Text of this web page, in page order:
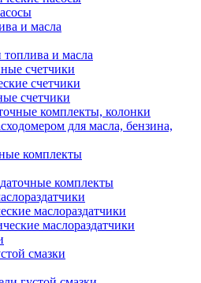
и масла
и масла
счетчики
счетчики
счетчики
комплекты, колонки
для масла, бензина,
комплекты
комплекты
маслораздатчики
маслораздатчики
смазки